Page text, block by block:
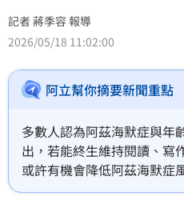
記者 蔣季容 報導
2026/05/18 11:02:00
阿立幫你摘要新聞重點
多數人認為阿茲海默症與年
出，若能終生維持閱讀、寫
或許有機會降低阿茲海默症
生時間。研究發現，生活中